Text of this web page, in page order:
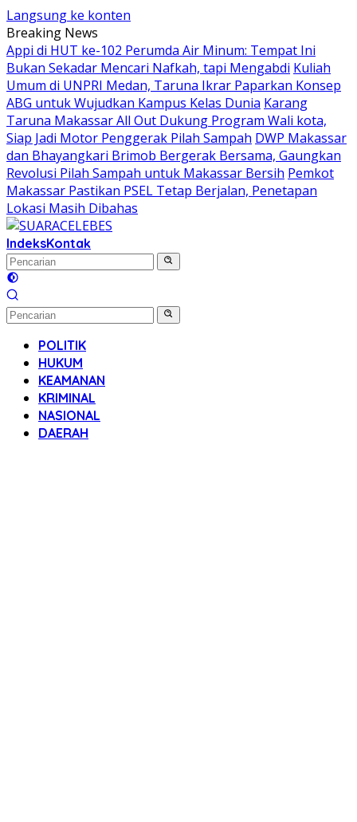
Langsung ke konten
Breaking News
Appi di HUT ke-102 Perumda Air Minum: Tempat Ini
Bukan Sekadar Mencari Nafkah, tapi Mengabdi Kuliah
Umum di UNPRI Medan, Taruna Ikrar Paparkan Konsep
ABG untuk Wujudkan Kampus Kelas Dunia Karang
Taruna Makassar All Out Dukung Program Wali kota,
Siap Jadi Motor Penggerak Pilah Sampah DWP Makassar
dan Bhayangkari Brimob Bergerak Bersama, Gaungkan
Revolusi Pilah Sampah untuk Makassar Bersih Pemkot
Makassar Pastikan PSEL Tetap Berjalan, Penetapan
Lokasi Masih Dibahas
IndeksKontak
POLITIK
HUKUM
KEAMANAN
KRIMINAL
NASIONAL
DAERAH